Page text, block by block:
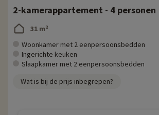
Ter plaatse zijn kinderen welkom in clubs vanaf 3
Kinderen nemen deel aan groepsactiviteiten
sportactiviteiten en artistieke en ludieke
village club biedt shows, dansavonden, karaoke
voor een levendige vakantie.
Er is een verwarmd binnenzwembad en een
directe toegang tot de hamam. Boek je
2-kamerappartement - 4 personen
31 m²
Woonkamer met 2 eenpersoonsbedden
Ingerichte keuken
Slaapkamer met 2 eenpersoonsbedden
Wat is bij de prijs inbegrepen?